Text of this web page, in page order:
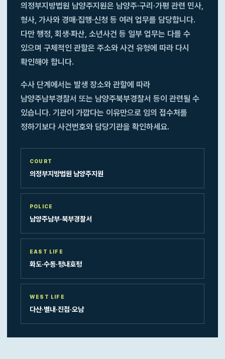
의정부지방법원 남양주지원은 남양주·구리·가평 관련 민사,
형사, 가사와 경매·집행·신청 등 여러 업무를 담당합니다.
다만 행정, 회생·파산, 소년사건 등 일부 업무는 다를 수
있으며 구체적인 관할은 주소와 사건 유형에 따라 다시
확인해야 합니다.
수사 단계에서는 발생 장소와 관할에 따라
남양주남부경찰서 또는 남양주북부경찰서 등이 관련될 수
있습니다. 기관이 가깝다는 이유만으로 임의 접수처를
정하기보다 사건번호와 담당기관을 확인하세요.
COURT
의정부지방법원 남양주지원
POLICE
남양주남부·북부경찰서
EAST LIFE
화도·수동·평내호평
WEST LIFE
다산·별내·진접·오남